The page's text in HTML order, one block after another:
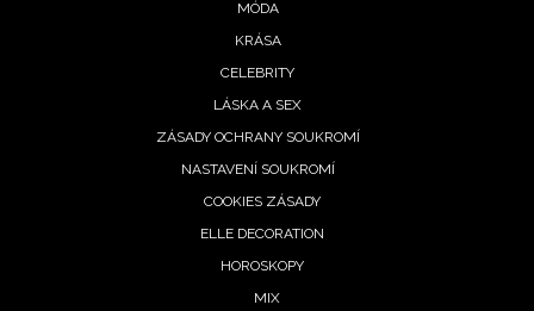
MÓDA
KRÁSA
CELEBRITY
LÁSKA A SEX
ZÁSADY OCHRANY SOUKROMÍ
NASTAVENÍ SOUKROMÍ
COOKIES ZÁSADY
ELLE DECORATION
HOROSKOPY
MIX